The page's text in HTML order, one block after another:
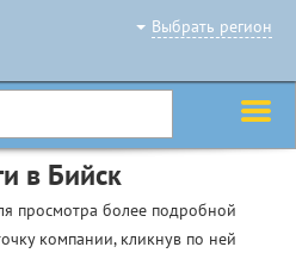
Выбрать регион
в Бийск
просмотра более подробной
компании, кликнув по ней